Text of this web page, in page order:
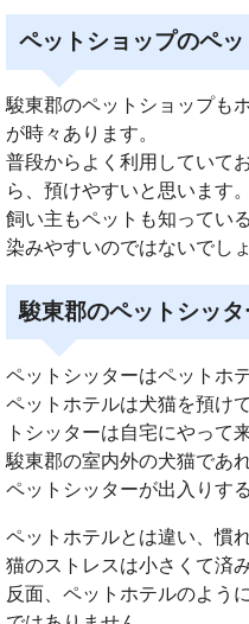
ペットショップのペッ
駿東郡のペットショップも
が時々あります。
普段からよく利用していて
ら、預けやすいと思います。
飼い主もペットも知ってい
染みやすいのではないでしょ
駿東郡のペットシッタ
ペットシッターはペットホ
ペットホテルは犬猫を預け
トシッターは自宅にやって
駿東郡の室内外の犬猫であ
ペットシッターが出入りす
ペットホテルとは違い、慣
猫のストレスは小さくて済み
反面、ペットホテルのよう